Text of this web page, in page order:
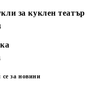
за куклен театър
за новини